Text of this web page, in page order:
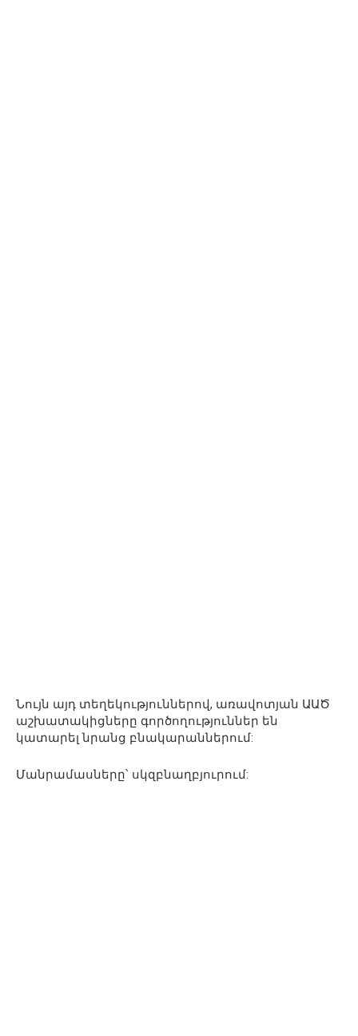
Նույն այդ տեղեկություններով, առավոտյան ԱԱԾ
աշխատակիցները գործողություններ են
կատարել նրանց բնակարաններում:
Մանրամասները՝ սկզբնաղբյուրում: